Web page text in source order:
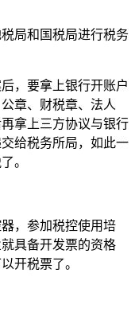
局和国税局进行税务
，要拿上银行开账户
章、财税章、法人
拿上三方协议与银行
给税务所局，如此一
。
，参加税控使用培
具备开发票的资格
开税票了。